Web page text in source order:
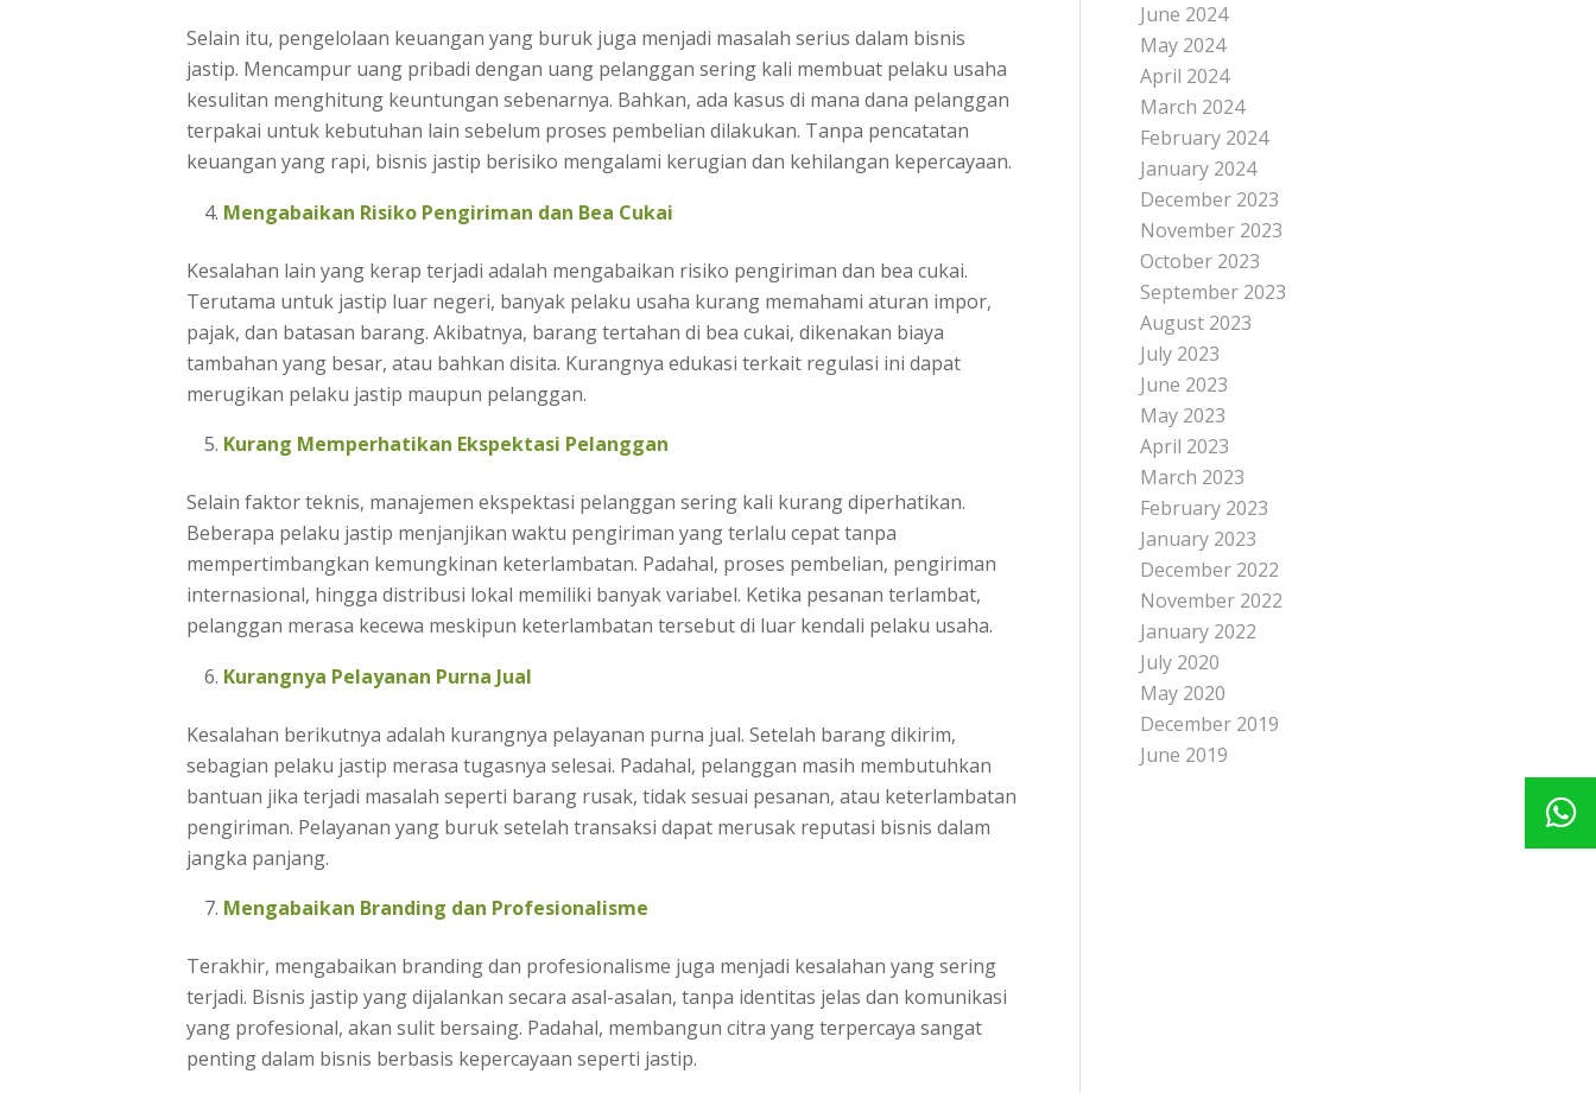
Selain itu, pengelolaan keuangan yang buruk juga menjadi masalah serius dalam bisnis
jastip. Mencampur uang pribadi dengan uang pelanggan sering kali membuat pelaku usaha
kesulitan menghitung keuntungan sebenarnya. Bahkan, ada kasus di mana dana pelanggan
terpakai untuk kebutuhan lain sebelum proses pembelian dilakukan. Tanpa pencatatan
keuangan yang rapi, bisnis jastip berisiko mengalami kerugian dan kehilangan kepercayaan.
Mengabaikan Risiko Pengiriman dan Bea Cukai
Kesalahan lain yang kerap terjadi adalah mengabaikan risiko pengiriman dan bea cukai.
Terutama untuk jastip luar negeri, banyak pelaku usaha kurang memahami aturan impor,
pajak, dan batasan barang. Akibatnya, barang tertahan di bea cukai, dikenakan biaya
tambahan yang besar, atau bahkan disita. Kurangnya edukasi terkait regulasi ini dapat
merugikan pelaku jastip maupun pelanggan.
Kurang Memperhatikan Ekspektasi Pelanggan
Selain faktor teknis, manajemen ekspektasi pelanggan sering kali kurang diperhatikan.
Beberapa pelaku jastip menjanjikan waktu pengiriman yang terlalu cepat tanpa
mempertimbangkan kemungkinan keterlambatan. Padahal, proses pembelian, pengiriman
internasional, hingga distribusi lokal memiliki banyak variabel. Ketika pesanan terlambat,
pelanggan merasa kecewa meskipun keterlambatan tersebut di luar kendali pelaku usaha.
Kurangnya Pelayanan Purna Jual
Kesalahan berikutnya adalah kurangnya pelayanan purna jual. Setelah barang dikirim,
sebagian pelaku jastip merasa tugasnya selesai. Padahal, pelanggan masih membutuhkan
bantuan jika terjadi masalah seperti barang rusak, tidak sesuai pesanan, atau keterlambatan
pengiriman. Pelayanan yang buruk setelah transaksi dapat merusak reputasi bisnis dalam
jangka panjang.
Mengabaikan Branding dan Profesionalisme
Terakhir, mengabaikan branding dan profesionalisme juga menjadi kesalahan yang sering
terjadi. Bisnis jastip yang dijalankan secara asal-asalan, tanpa identitas jelas dan komunikasi
yang profesional, akan sulit bersaing. Padahal, membangun citra yang terpercaya sangat
penting dalam bisnis berbasis kepercayaan seperti jastip.
June 2024
May 2024
April 2024
March 2024
February 2024
January 2024
December 2023
November 2023
October 2023
September 2023
August 2023
July 2023
June 2023
May 2023
April 2023
March 2023
February 2023
January 2023
December 2022
November 2022
January 2022
July 2020
May 2020
December 2019
June 2019